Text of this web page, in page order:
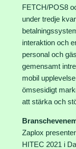
FETCH/POS8
under tredje
interaktion och
personal och
gemensamt
mobil
ömsesidigt
att stärka och
Zaplox
HITEC 2021 i